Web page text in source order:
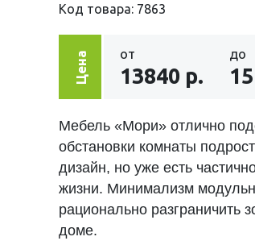
Код товара: 7863
Цена от
13840 р.
до
Мебель «Мори» отлично
обстановки комнаты
дизайн, но уже есть
жизни. Минимализм
рационально разграничить
доме.